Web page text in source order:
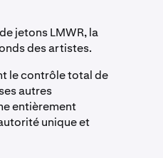
jetons LMWR, la
des artistes.
le contrôle total de
autres
entièrement
unique et